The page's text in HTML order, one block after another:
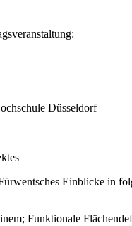
Düsseldorf
Einblicke in
Funktionale